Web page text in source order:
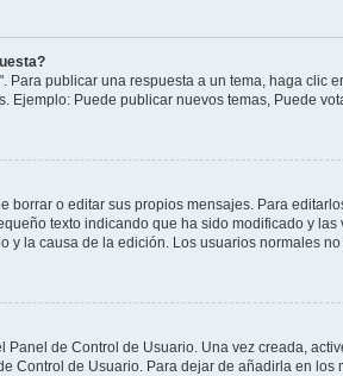
Para publicar una respuesta a un tema, haga
Puede publicar nuevos temas, Puede
borrar o editar sus propios mensajes. Para
texto indicando que ha sido modificado y
y la causa de la edición. Los usuarios normales
de Control de Usuario. Una vez creada,
Control de Usuario. Para dejar de añadirla en los